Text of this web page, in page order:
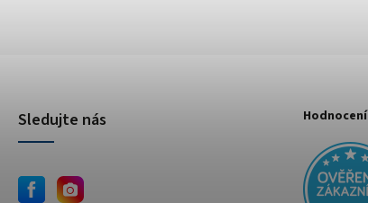
Sledujte nás Hodnocení